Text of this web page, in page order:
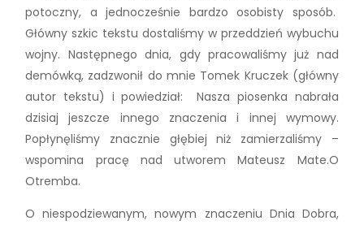
potoczny, a jednocześnie bardzo osobisty sposób.
Główny szkic tekstu dostaliśmy w przeddzień wybuchu
wojny. Następnego dnia, gdy pracowaliśmy już nad
demówką, zadzwonił do mnie Tomek Kruczek (główny
autor tekstu) i powiedział: Nasza piosenka nabrała
dzisiaj jeszcze innego znaczenia i innej wymowy.
Popłynęliśmy znacznie głębiej niż zamierzaliśmy –
wspomina pracę nad utworem Mateusz Mate.O
Otremba.
O niespodziewanym, nowym znaczeniu Dnia Dobra,